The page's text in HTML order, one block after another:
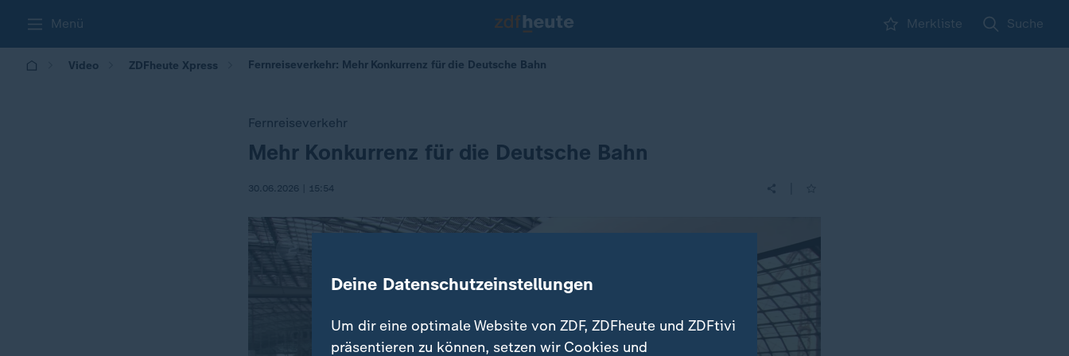
Menü Merkliste Suche
Video ZDFheute Xpress Fernreiseverkehr: Mehr Konkurrenz für die Deutsche Bahn
Fernreiseverkehr
:Mehr Konkurrenz für die Deutsche Bahn
30.06.2026 | 15:54
Deine Datenschutzeinstellungen
Um dir eine optimale Website von ZDF, ZDFheute und ZDFtivi
präsentieren zu können, setzen wir Cookies und